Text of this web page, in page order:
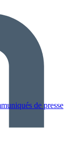
de presse